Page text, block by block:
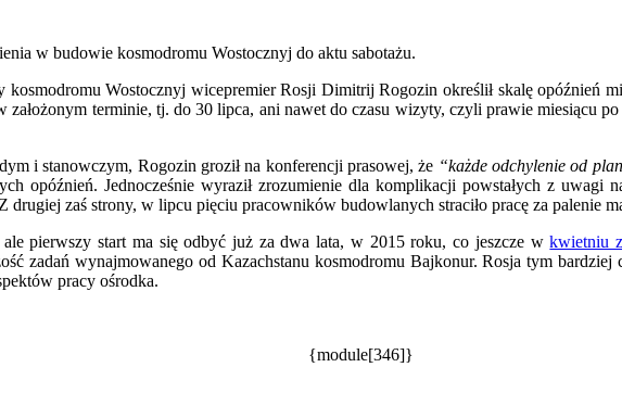
w budowie kosmodromu Wostocznyj do aktu sabotażu.
Wostocznyj wicepremier Rosji Dimitrij Rogozin określił skalę opóźnień
założonym terminie, tj. do 30 lipca, ani nawet do czasu wizyty, czyli prawie miesiącu
i stanowczym, Rogozin groził na konferencji prasowej, że “każde odchylenie od
opóźnień. Jednocześnie wyraził zrozumienie dla komplikacji powstałych z uwagi
zaś strony, w lipcu pięciu pracowników budowlanych straciło pracę za palenie
pierwszy start ma się odbyć już za dwa lata, w 2015 roku, co jeszcze wkwietniu
zadań wynajmowanego od Kazachstanu kosmodromu Bajkonur. Rosja tym
pracy ośrodka.
{module[346]}